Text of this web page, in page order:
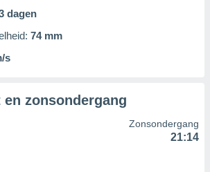
dagen
74 mm
s
zonsondergang
Zonsondergang
21:14